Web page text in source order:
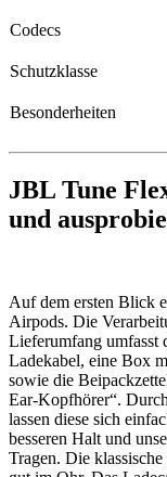
Codecs
Schutzklasse
Besonderheiten
JBL Tune
und
Auf dem ersten Blick
Airpods. Die
Lieferumfang umfasst
Ladekabel, eine Box
sowie die
Ear-Kopfhörer“.
lassen diese sich
besseren Halt und
Tragen. Die